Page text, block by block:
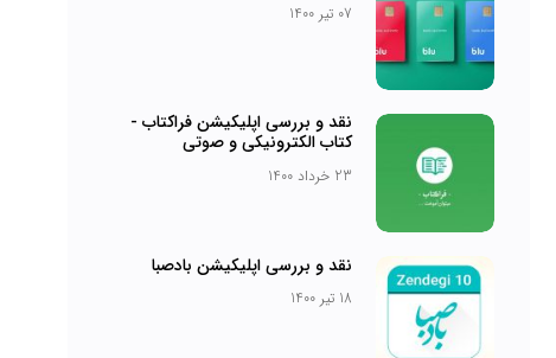
07 تیر 1400
نقد و بررسی اپلیکیشن فراکتاب -
کتاب الکترونیکی و صوتی
23 خرداد 1400
نقد و بررسی اپلیکیشن بادصبا
18 تیر 1400